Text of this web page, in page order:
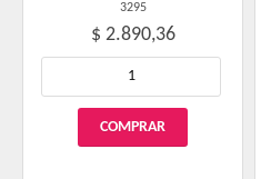
3295
$ 2.890,36